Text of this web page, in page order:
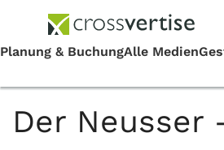
Der Neusser